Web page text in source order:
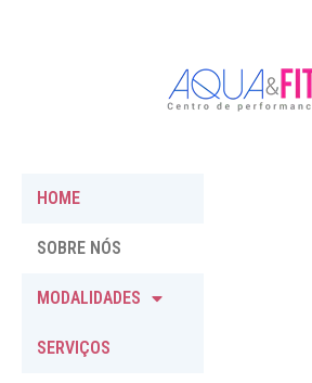
HOME
SOBRE NÓS
MODALIDADES
SERVIÇOS